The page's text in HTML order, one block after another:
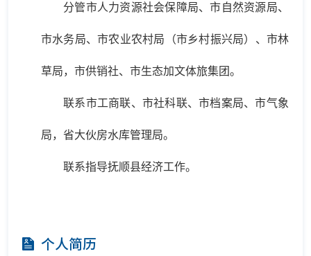
分管市人力资源社会保障局、市自然资源局、
市水务局、市农业农村局（市乡村振兴局）、市林
草局，市供销社、市生态加文体旅集团。
联系市工商联、市社科联、市档案局、市气象
局，省大伙房水库管理局。
联系指导抚顺县经济工作。
个人简历